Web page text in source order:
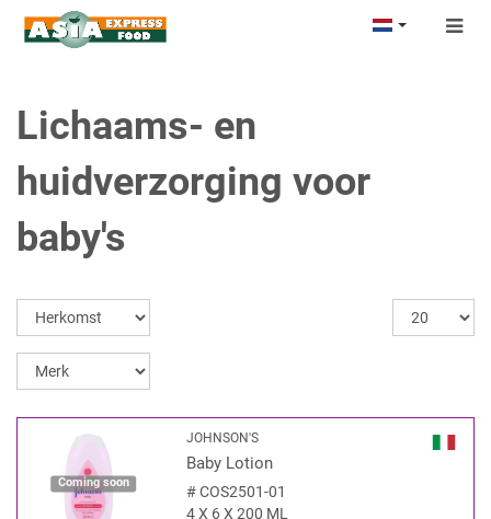
Lichaams- en
huidverzorging voor
baby's
Coming soon
JOHNSON'S
Baby Lotion
#COS2501-01
4 X 6 X 200 ML